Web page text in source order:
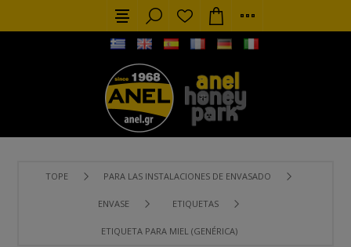
TOPE PARA LAS INSTALACIONES DE ENVASADO
ENVASE ETIQUETAS
ETIQUETA PARA MIEL (GENÉRICA)